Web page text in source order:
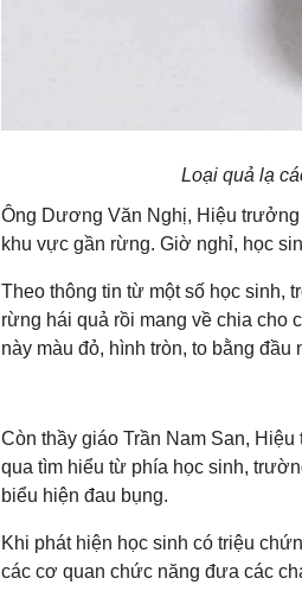
Loại quả lạ
Ông Dương Văn Nghị, Hiệu
khu vực gần rừng. Giờ nghỉ, học
Theo thông tin từ một số học sinh,
rừng hái quả rồi mang về chia cho
này màu đỏ, hình tròn, to bằng đầu
Còn thầy giáo Trần Nam San,
qua tìm hiểu từ phía học sinh,
biểu hiện đau bụng.
Khi phát hiện học sinh có triệu
các cơ quan chức năng đưa các